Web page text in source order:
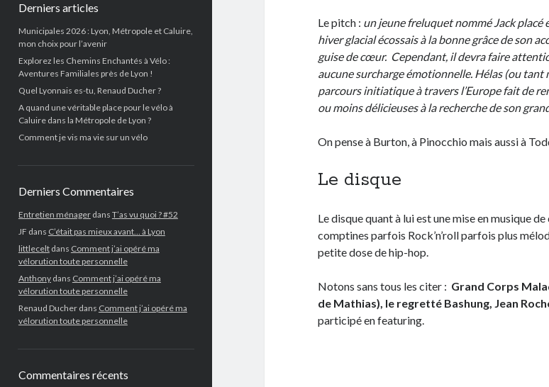
Derniers articles
Municipales 2026 : Lyon, Métropole et Caluire,
mon choix pour l’avenir
Explorez les Chemins Enchantés à Vélo :
Aventures Familiales près de Lyon !
Quel Lyonnais es-tu, Renaud Ducher ?
A quand une véritable place pour le vélo à
Caluire dans la Métropole de Lyon ?
Comment je vis ma vie sur un vélo
Derniers Commentaires
Entretien ménagerdans T’as vu quoi ? #52
JF dans C’était pas mieux avant… à Lyon
littleceltdans Comment j’ai opéré ma
vélorution toute personnelle
Anthonydans Comment j’ai opéré ma
vélorution toute personnelle
Renaud Ducherdans Comment j’ai opéré ma
vélorution toute personnelle
Commentaires récents
Le pitch : un jeune freluquet nommé Jack placé
hiver glacial écossais à la bonne grâce de son
guise de cœur. Cependant, il devra faire
aucune surcharge émotionnelle. Hélas (ou
parcours initiatique à travers l’Europe fait de
ou moins délicieuses à la recherche de son
On pense à Burton, à Pinocchio mais aussi à
Le disque
Le disque quant à lui est une mise en musique
comptines parfois Rock’n’roll parfois plus
petite dose de hip-hop.
Notons sans tous les citer : Grand Corps
de Mathias), le regretté Bashung, Jean
participé en featuring.